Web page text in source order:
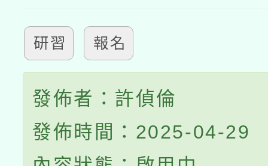
研習 報名
發佈者：許偵倫
發佈時間：2025-04-29